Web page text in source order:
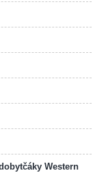
Western